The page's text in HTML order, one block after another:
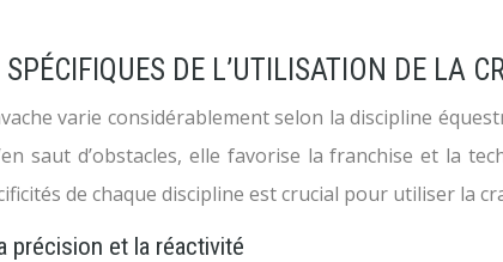
SPÉCIFIQUES DE L’UTILISATION DE LA
varie considérablement selon la discipline
saut d’obstacles, elle favorise la franchise et la
de chaque discipline est crucial pour utiliser la
précision et la réactivité